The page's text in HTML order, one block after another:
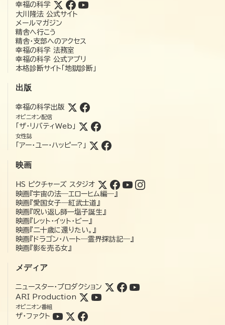
幸福の科学
大川隆法 公式サイト
メールマガジン
精舎へ行こう
精舎・支部へのアクセス
幸福の科学 法務室
幸福の科学 公式アプリ
本格診断サイト「地獄診断」
出版
幸福の科学出版
オピニオン配信
「ザ・リバティWeb」
女性誌
「アー・ユー・ハッピー?」
映画
HS ピクチャーズ スタジオ
映画『宇宙の法―エローヒム編―』
映画『愛国女子―紅武士道』
映画『呪い返し師—塩子誕生』
映画『レット・イット・ビー』
映画『二十歳に還りたい。』
映画『ドラゴン・ハート―霊界探訪記―』
映画『影を売る女』
メディア
ニュースター・プロダクション
ARI Production
オピニオン番組
ザ・ファクト